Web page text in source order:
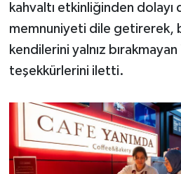
kahvaltı etkinliğinden dolayı
memnuniyeti dile getirerek,
kendilerini yalnız
teşekkürlerini iletti.